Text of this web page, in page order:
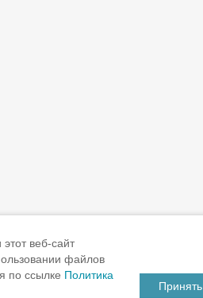
веб-сайт
файлов
по ссылке Политика
Принять